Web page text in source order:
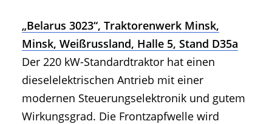
„Belarus 3023“, Traktorenwerk Minsk,
Minsk, Weißrussland, Halle 5, Stand D35a
Der 220 kW-Standardtraktor hat einen
dieselelektrischen Antrieb mit einer
modernen Steuerungselektronik und gutem
Wirkungsgrad. Die Frontzapfwelle wird